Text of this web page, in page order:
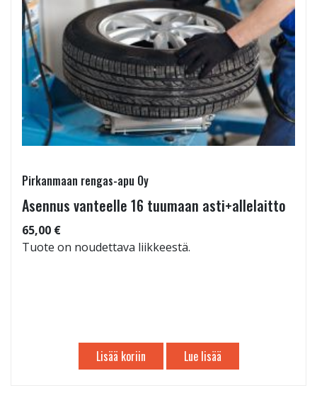
Pirkanmaan rengas-apu Oy
Asennus vanteelle 16 tuumaan asti+allelaitto
65,00 €
Tuote on noudettava liikkeestä.
Lisää koriin Lue lisää